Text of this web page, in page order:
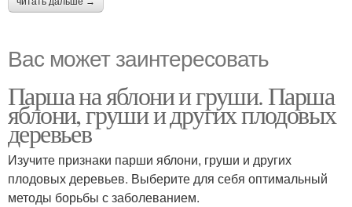
Вас может заинтересовать
Парша на яблони и груши. Парша
яблони, груши и других плодовых
деревьев
Изучите признаки парши яблони, груши и других
плодовых деревьев. Выберите для себя оптимальный
методы борьбы с заболеванием.